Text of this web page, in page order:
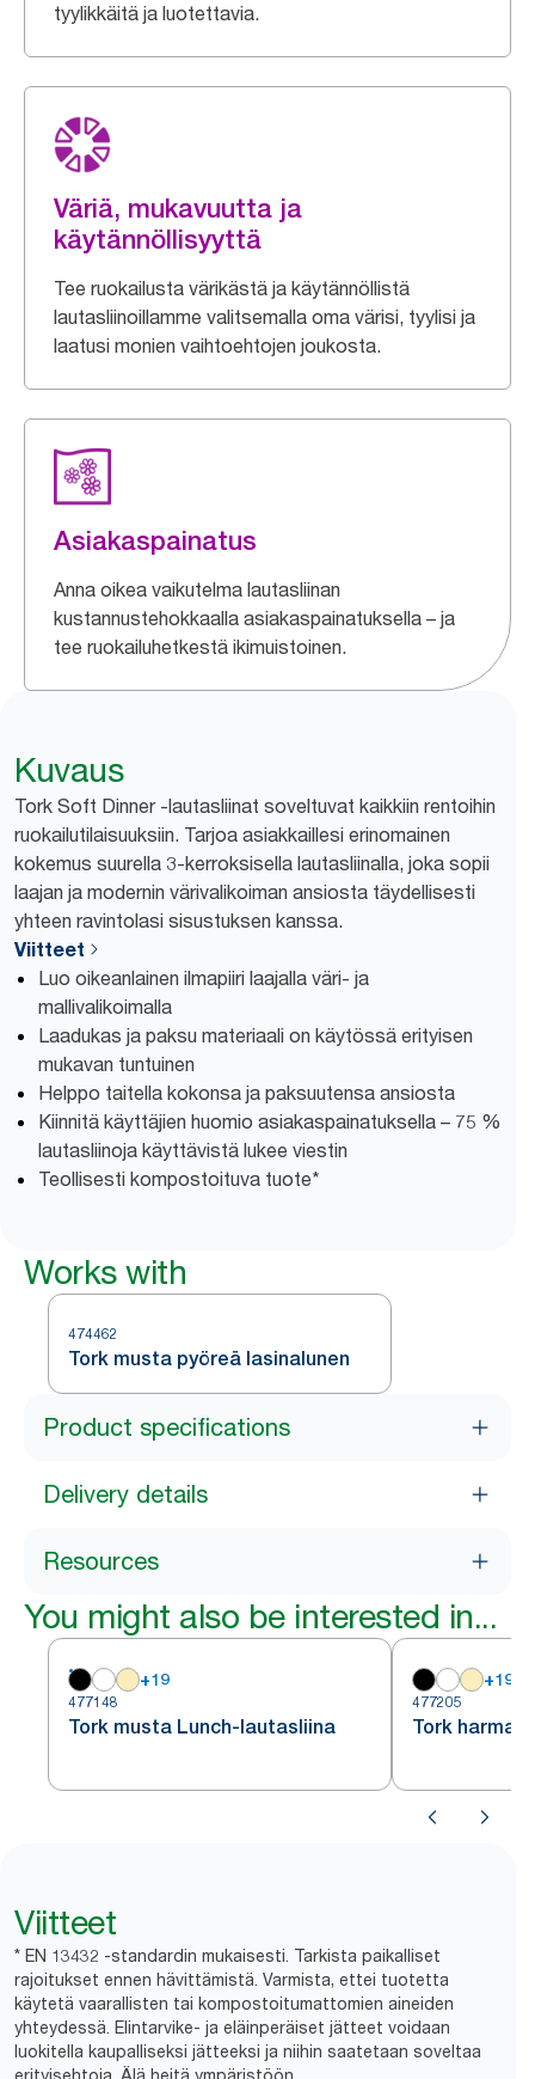
tyylikkäitä ja luotettavia.
Väriä, mukavuutta ja
käytännöllisyyttä
Tee ruokailusta värikästä ja käytännöllistä
lautasliinoillamme valitsemalla oma värisi, tyylisi ja
laatusi monien vaihtoehtojen joukosta.
Asiakaspainatus
Anna oikea vaikutelma lautasliinan
kustannustehokkaalla asiakaspainatuksella – ja
tee ruokailuhetkestä ikimuistoinen.
Kuvaus
Tork Soft Dinner -lautasliinat soveltuvat kaikkiin rentoihin
ruokailutilaisuuksiin. Tarjoa asiakkaillesi erinomainen
kokemus suurella 3-kerroksisella lautasliinalla, joka sopii
laajan ja modernin värivalikoiman ansiosta täydellisesti
yhteen ravintolasi sisustuksen kanssa.
Viitteet
Luo oikeanlainen ilmapiiri laajalla väri- ja
mallivalikoimalla
Laadukas ja paksu materiaali on käytössä erityisen
mukavan tuntuinen
Helppo taitella kokonsa ja paksuutensa ansiosta
Kiinnitä käyttäjien huomio asiakaspainatuksella – 75 %
lautasliinoja käyttävistä lukee viestin
Teollisesti kompostoituva tuote*
Works with
474462
Tork musta pyöreä lasinalunen
Product specifications
Delivery details
Resources
You might also be interested in...
+19
477148
Tork musta Lunch-lautasliina
+19
477205
Tork
Viitteet
* EN 13432 -standardin mukaisesti. Tarkista paikalliset
rajoitukset ennen hävittämistä. Varmista, ettei tuotetta
käytetä vaarallisten tai kompostoitumattomien aineiden
yhteydessä. Elintarvike- ja eläinperäiset jätteet voidaan
luokitella kaupalliseksi jätteeksi ja niihin saatetaan soveltaa
erityisehtoja. Älä heitä ympäristöön.